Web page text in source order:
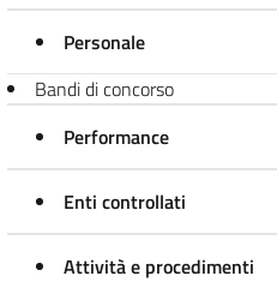
Personale
Bandi di concorso
Performance
Enti controllati
Attività e procedimenti